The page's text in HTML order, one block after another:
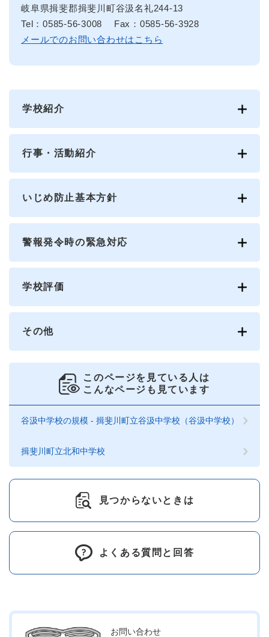
岐阜県揖斐郡揖斐川町谷汲名礼244-13
Tel：0585-56-3008
Fax：0585-56-3928
メールでのお問い合わせはこちら
学校紹介
行事・活動紹介
いじめ防止基本方針
警報発令時の緊急対応
学校評価
その他
このページを見ている人は
こんなページも見ています
谷汲中学校の規模 - 揖斐川町立谷汲中学校（谷汲中学校）
揖斐川町立北和中学校
見つからないときは
よくある質問と回答
お問い合わせ